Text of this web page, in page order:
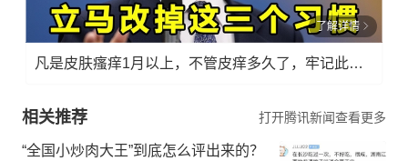
了解详情
凡是皮肤瘙痒1月以上，不管皮痒多久了，牢记此法，快！准！狠！
相关推荐 打开腾讯新闻查看更多
“全国小炒肉大王”到底怎么评出来的？